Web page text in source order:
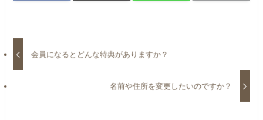
会員になるとどんな特典がありますか？
名前や住所を変更したいのですか？